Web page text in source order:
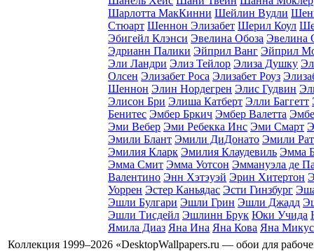
Шарлотта МакКинни Шейлин Вудли
Стюарт Шеннон Элизабет Шерил Коул
Эбигейл Клэнси Эвелина Обоза Эвелина
Эдрианн Палики Эйприл Ванг Эйприл
Эли Ландри Элиз Тейлор Элиза Душку
Олсен Элизабет Роса Элизабет Роуз
Шеннон Элин Нордегрен Элис Гудвин
Элисон Бри Элиша Катберт Элли Баггетт
Бенитес Эмбер Бркич Эмбер Валетта
Эми Вебер Эми Ребекка Инс Эми Смарт
Эмили Блант Эмили ДиДонато Эмили
Эмилия Кларк Эмилия Клаудевиль Эмма
Эмма Смит Эмма Уотсон Эммануэла де
Валентино Энн Хэтэуэй Эрин Хитертон
Уоррен Эстер Каньядаc Эсти Гинзбург
Эшли Булгари Эшли Грин Эшли Джадд
Эшли Тисдейл Эшлинн Брук Юки Учида
Ямила Диаз Яна Ина Яна Кова Яна
Коллекция 1999–2026 «DesktopWallpapers.ru — обои для